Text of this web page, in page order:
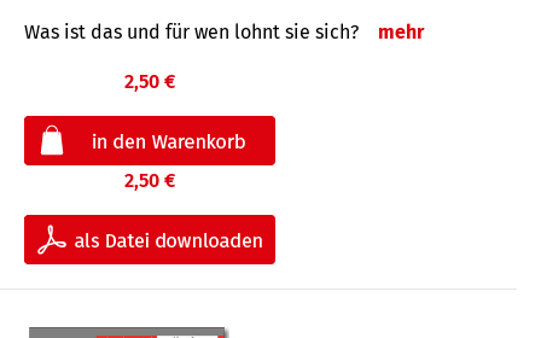
Was ist das und für wen lohnt sie sich? mehr
2,50 €
2,50 €